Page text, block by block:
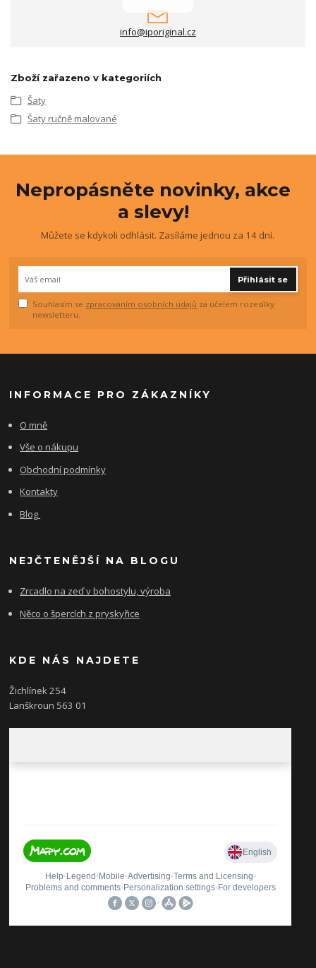
info@iporiginal.cz
Zboží zařazeno v kategoriích
Šaty
Šaty ručně malované
Nepropásněte novinky, akce
a slevy!
Můžete se kdykoli odhlásit. Zasíláme jednou za 14 dní.
Přihlásit se
Souhlasím se zpracováním osobních údajů za účelem rozesílky
newsletteru.
INFORMACE PRO ZÁKAZNÍKY
O mně
Vše o nákupu
Obchodní podmínky
Kontakty
Blog
NEJČTENĚJŠÍ NA BLOGU
Zrcadlo na zeď v bohostylu, výroba
Něco o špercích z pryskyřice
KDE NÁS NAJDETE
Žichlínek 254
Lanškroun 563 01